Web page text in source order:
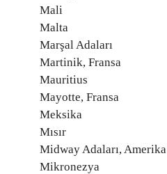
Mali
Malta
Marşal Adaları
Martinik, Fransa
Mauritius
Mayotte, Fransa
Meksika
Mısır
Midway Adaları, Amerika
Mikronezya